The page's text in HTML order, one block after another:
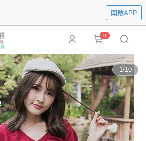
開啟APP
0
1/10